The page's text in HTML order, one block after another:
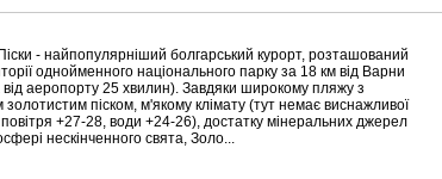
- найпопулярніший болгарський курорт, розташований
однойменного національного парку за 18 км від Варни
від аеропорту 25 хвилин). Завдяки широкому пляжу з
золотистим піском, м'якому клімату (тут немає виснажливої
+27-28, води +24-26), достатку мінеральних джерел
нескінченного свята, Золо...